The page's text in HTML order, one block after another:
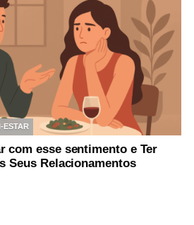
ESTAR
com esse sentimento e Ter
Seus Relacionamentos